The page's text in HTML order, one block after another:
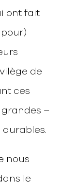
ont fait
de
ces
–
nous
le